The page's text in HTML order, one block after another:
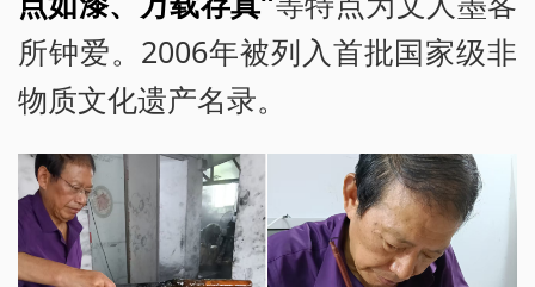
所钟爱。2006年被列入首批国家级非
物质文化遗产名录。